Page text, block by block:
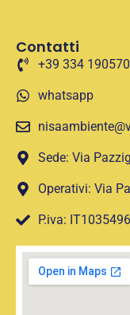
Contatti
+39 334
whatsapp
Sede: Via
Operativi: Via
P.iva: